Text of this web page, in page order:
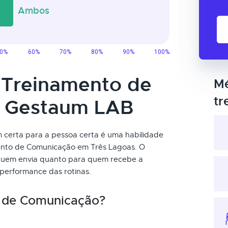
de
LAB
certa para a pessoa certa é uma habilidade
de Comunicação em Três Lagoas. O
envia quanto para quem recebe a
das rotinas.
Comunicação?